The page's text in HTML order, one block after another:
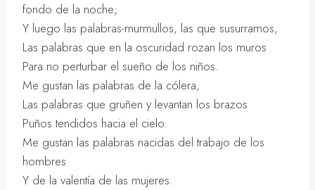
fondo de la noche;
Y luego las palabras-murmullos, las que susurramos,
Las palabras que en la oscuridad rozan los muros
Para no perturbar el sueño de los niños.
Me gustan las palabras de la cólera,
Las palabras que gruñen y levantan los brazos
Puños tendidos hacia el cielo.
Me gustan las palabras nacidas del trabajo de los
hombres
Y de la valentía de las mujeres.